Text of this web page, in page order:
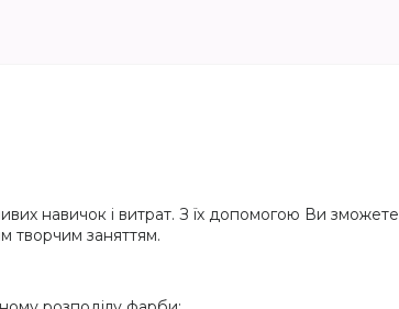
навичок і витрат. З їх допомогою Ви зможете
творчим заняттям.